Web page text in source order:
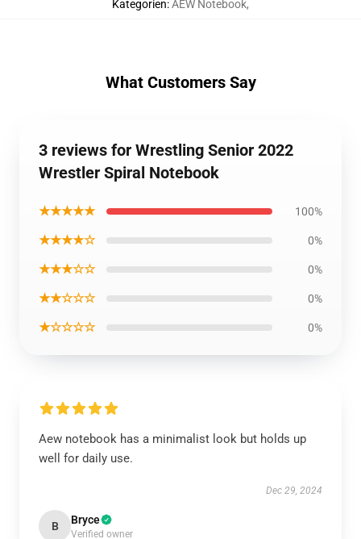
Kategorien:AEW Notebook,
What Customers Say
3 reviews for Wrestling Senior 2022
Wrestler Spiral Notebook
★★★★★ 100%
★★★★☆ 0%
★★★☆☆ 0%
★★☆☆☆ 0%
★☆☆☆☆ 0%
Aew notebook has a minimalist look but holds up
well for daily use.
Dec 29, 2024
B Bryce
Verified owner